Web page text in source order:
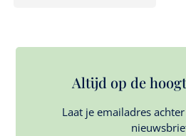
Altijd op de
Laat je emailadres